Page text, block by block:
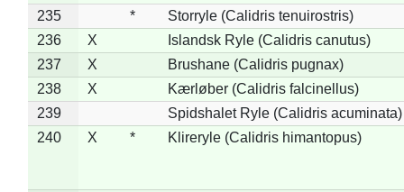
235
*
Storryle (Calidris tenuirostris)
236
X
Islandsk Ryle (Calidris canutus)
237
X
Brushane (Calidris pugnax)
238
X
Kærløber (Calidris falcinellus)
239
Spidshalet Ryle (Calidris acuminata)
240
X * Klireryle (Calidris himantopus)